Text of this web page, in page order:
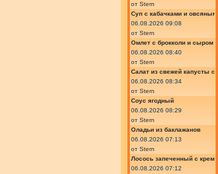
от Stern
Суп с кабачками и
06.08.2026 09:08
от Stern
Омлет с брокколи и сыром
06.08.2026 08:40
от Stern
Салат из свежей капусты
06.08.2026 08:34
от Stern
Соус ягодный
06.08.2026 08:29
от Stern
Оладьи из баклажанов
06.08.2026 07:13
от Stern
Лосось запеченный с
06.08.2026 07:12